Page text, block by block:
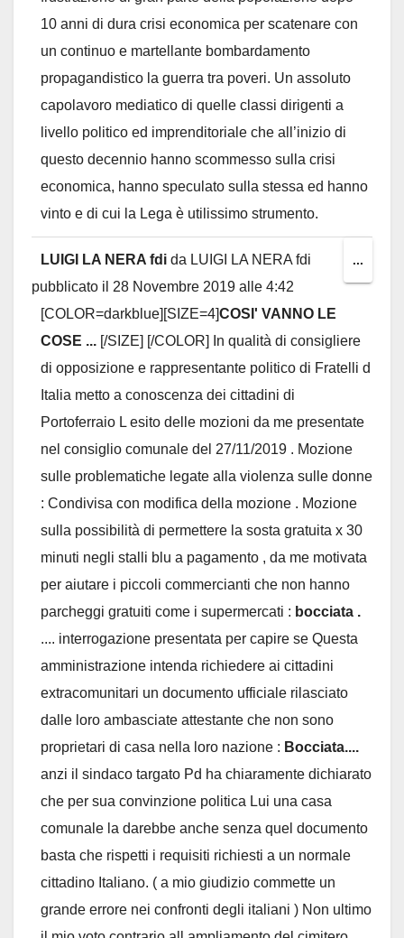
10 anni di dura crisi economica per scatenare con
un continuo e martellante bombardamento
propagandistico la guerra tra poveri. Un assoluto
capolavoro mediatico di quelle classi dirigenti a
livello politico ed imprenditoriale che all’inizio di
questo decennio hanno scommesso sulla crisi
economica, hanno speculato sulla stessa ed hanno
vinto e di cui la Lega è utilissimo strumento.
LUIGI LA NERA fdi da LUIGI LA NERA fdi
pubblicato il 28 Novembre 2019 alle 4:42
[COLOR=darkblue][SIZE=4]COSI' VANNO LE
COSE ... [/SIZE] [/COLOR] In qualità di consigliere
di opposizione e rappresentante politico di Fratelli d
Italia metto a conoscenza dei cittadini di
Portoferraio L esito delle mozioni da me presentate
nel consiglio comunale del 27/11/2019 . Mozione
sulle problematiche legate alla violenza sulle donne
: Condivisa con modifica della mozione . Mozione
sulla possibilità di permettere la sosta gratuita x 30
minuti negli stalli blu a pagamento , da me motivata
per aiutare i piccoli commercianti che non hanno
parcheggi gratuiti come i supermercati : bocciata .
.... interrogazione presentata per capire se Questa
amministrazione intenda richiedere ai cittadini
extracomunitari un documento ufficiale rilasciato
dalle loro ambasciate attestante che non sono
proprietari di casa nella loro nazione : Bocciata....
anzi il sindaco targato Pd ha chiaramente dichiarato
che per sua convinzione politica Lui una casa
comunale la darebbe anche senza quel documento
basta che rispetti i requisiti richiesti a un normale
cittadino Italiano. ( a mio giudizio commette un
grande errore nei confronti degli italiani ) Non ultimo
...
this